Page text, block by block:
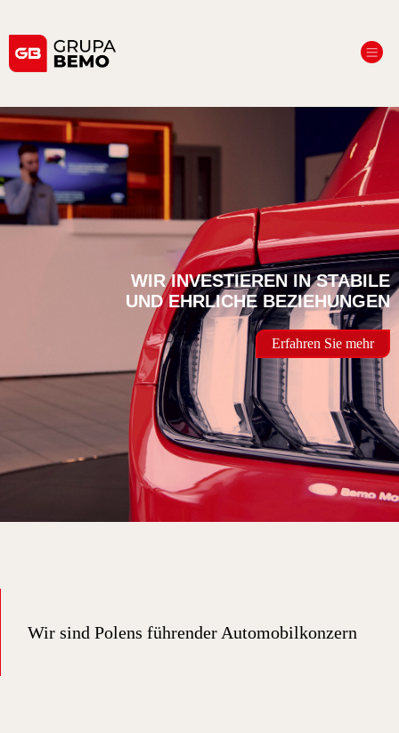
WIR INVESTIEREN IN STABILE
UND EHRLICHE BEZIEHUNGEN
Erfahren Sie mehr
Wir sind Polens führender Automobilkonzern